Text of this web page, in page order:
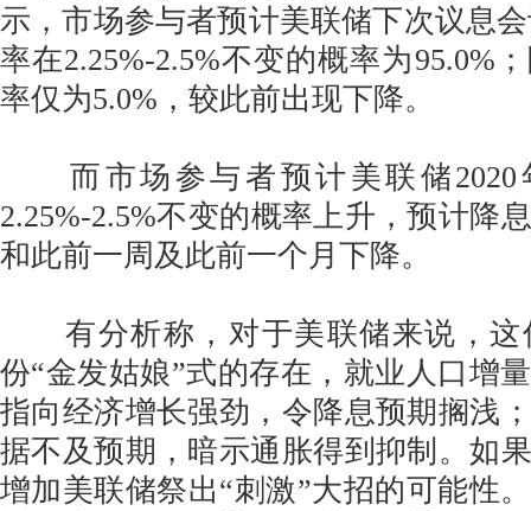
示，市场参与者预计美联储下次议息
率在2.25%-2.5%不变的概率为95.0%
率仅为5.0%，较此前出现下降。
而市场参与者预计美联储2020
2.25%-2.5%不变的概率上升，预计降
和此前一周及此前一个月下降。
有分析称，对于美联储来说，这
份“金发姑娘”式的存在，就业人口增
指向经济增长强劲，令降息预期搁浅
据不及预期，暗示通胀得到抑制。如
增加美联储祭出“刺激”大招的可能性